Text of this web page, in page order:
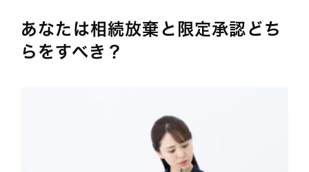
あなたは相続放棄と限定承認どち
らをすべき？